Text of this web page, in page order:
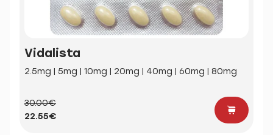
Vidalista
2.5mg | 5mg | 10mg | 20mg | 40mg | 60mg | 80mg
30.00€
22.55€